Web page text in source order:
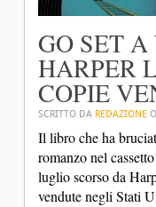
GO SET
HARPER
COPIE
SCRITTO DA REDAZIONE
Il libro che ha
romanzo nel
luglio scorso da
vendute negli Stati